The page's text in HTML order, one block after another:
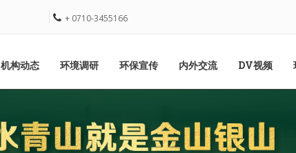
+ 0710-3455166
机构动态 环境调研 环保宣传 内外交流 DV视频